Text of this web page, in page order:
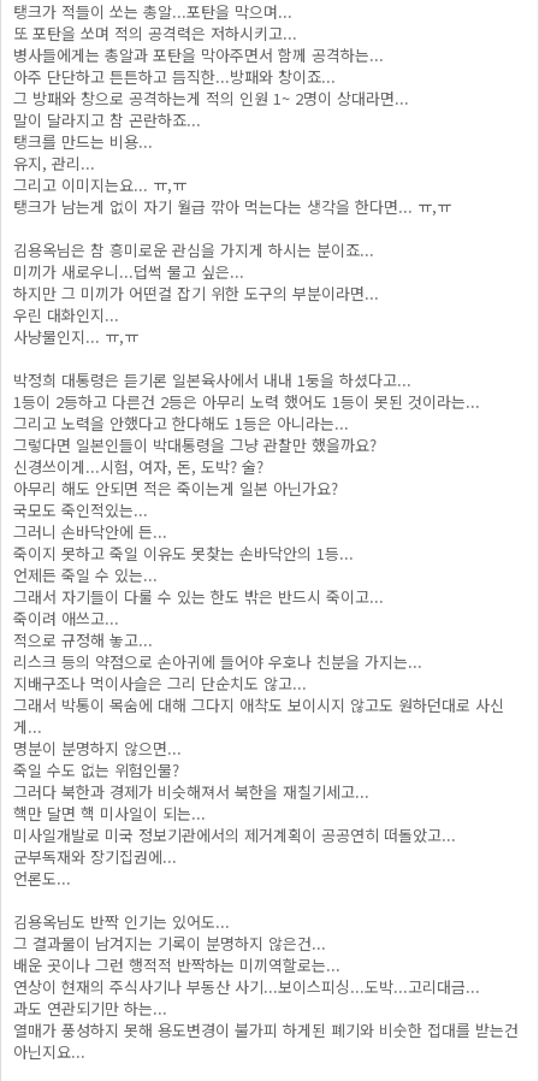
탱크가 적들이 쏘는 총알...포탄을 막으며...
또 포탄을 쏘며 적의 공격력은 저하시키고...
병사들에게는 총알과 포탄을 막아주면서 함께 공격하는...
아주 단단하고 튼튼하고 듬직한...방패와 창이죠...
그 방패와 창으로 공격하는게 적의 인원 1~ 2명이 상대라면...
말이 달라지고 참 곤란하죠...
탱크를 만드는 비용...
유지, 관리...
그리고 이미지는요... ㅠ,ㅠ
탱크가 남는게 없이 자기 월급 깎아 먹는다는 생각을 한다면... ㅠ,ㅠ
김용옥님은 참 흥미로운 관심을 가지게 하시는 분이죠...
미끼가 새로우니...덥썩 물고 싶은...
하지만 그 미끼가 어떤걸 잡기 위한 도구의 부분이라면...
우린 대화인지...
사냥물인지... ㅠ,ㅠ
박정희 대통령은 듣기론 일본육사에서 내내 1둥을 하셨다고...
1등이 2등하고 다른건 2등은 아무리 노력 했어도 1등이 못된 것이라는...
그리고 노력을 안했다고 한다해도 1등은 아니라는...
그렇다면 일본인들이 박대통령을 그냥 관찰만 했을까요?
신경쓰이게...시험, 여자, 돈, 도박? 술?
아무리 해도 안되면 적은 죽이는게 일본 아닌가요?
국모도 죽인적있는...
그러니 손바닥안에 든...
죽이지 못하고 죽일 이유도 못찾는 손바닥안의 1등...
언제든 죽일 수 있는...
그래서 자기들이 다룰 수 있는 한도 밖은 반드시 죽이고...
죽이려 애쓰고...
적으로 규정해 놓고...
리스크 등의 약점으로 손아귀에 들어야 우호나 친분을 가지는...
지배구조나 먹이사슬은 그리 단순치도 않고...
그래서 박통이 목숨에 대해 그다지 애착도 보이시지 않고도 원하던대로 사신
게...
명분이 분명하지 않으면...
죽일 수도 없는 위험인물?
그러다 북한과 경제가 비슷해져서 북한을 재칠기세고...
핵만 달면 핵 미사일이 되는...
미사일개발로 미국 정보기관에서의 제거계획이 공공연히 떠돌았고...
군부독재와 장기집권에...
언론도...
김용옥님도 반짝 인기는 있어도...
그 결과물이 남겨지는 기록이 분명하지 않은건...
배운 곳이나 그런 행적적 반짝하는 미끼역할로는...
연상이 현재의 주식사기나 부동산 사기...보이스피싱...도박...고리대금...
과도 연관되기만 하는...
열매가 풍성하지 못해 용도변경이 불가피 하게된 폐기와 비숫한 접대를 받는건
아닌지요...